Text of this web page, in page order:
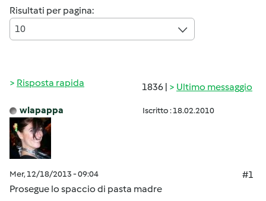
Risultati per pagina:
10
1836 | Ultimo messaggio
Risposta rapida
wlapappa Iscritto : 18.02.2010
Mer, 12/18/2013 - 09:04
#1
Prosegue lo spaccio di pasta madre